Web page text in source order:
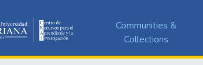
Communities &
Collections